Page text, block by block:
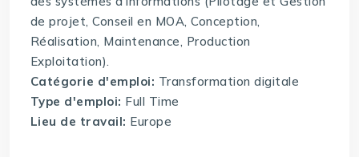
de projet, Conseil en MOA, Conception,
Réalisation, Maintenance, Production
Exploitation).
Catégorie d'emploi: Transformation digitale
Type d'emploi: Full Time
Lieu de travail: Europe